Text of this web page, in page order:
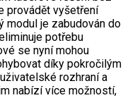
provádět vyšetření
modul je zabudován do
potřebu
se nyní mohou
díky pokročilým
rozhraní a
nabízí více možností,